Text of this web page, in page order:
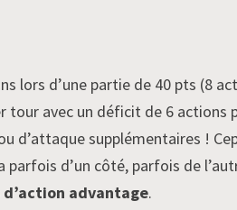
lors d’une partie de 40 pts (8
tour avec un déficit de 6 actions
d’attaque supplémentaires !
d’un côté, parfois de
advantage.